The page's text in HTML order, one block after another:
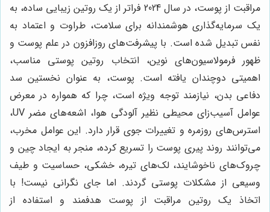
مراقبت از پوست، در سال 2024 فراتر از یک روتین زیبایی ساده، به
یک سرمایه‌گذاری هوشمندانه برای سلامت، طراوت و اعتماد به
نفس تبدیل شده است. با پیشرفت‌های روزافزون در علم پوست و
ظهور فرمولاسیون‌های نوین، انتخاب روتین پوستی مناسب،
اهمیتی دوچندان یافته است. پوست، به عنوان نخستین سد
دفاعی بدن، نیازمند توجه ویژه است، چرا که همواره در معرض
عوامل آسیب‌زای محیطی نظیر آلودگی هوا، اشعه‌های مضر UV،
استرس‌های روزمره و تغییرات جوی قرار دارد. این عوامل مخرب،
می‌توانند روند پیری پوست را تسریع کرده، منجر به ایجاد چین و
چروک‌های ناخوشایند، لک‌های تیره، خشکی، حساسیت و طیف
وسیعی از مشکلات پوستی گردند. اما جای نگرانی نیست! با
اتخاذ یک روتین مراقبت از پوست هدفمند و استفاده از